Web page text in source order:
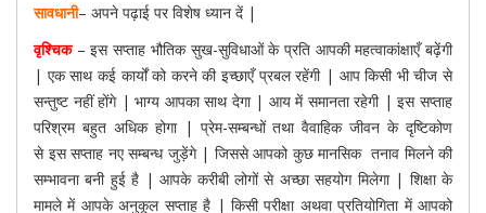
सावधानी– अपने पढ़ाई पर विशेष ध्यान दें |
वृश्चिक – इस सप्ताह भौतिक सुख-सुविधाओं के प्रति आपकी महत्वाकांक्षाएँ बढ़ेंगी
| एक साथ कई कार्यों को करने की इच्छाएँ प्रबल रहेंगी | आप किसी भी चीज से
सन्तुष्ट नहीं होंगे | भाग्य आपका साथ देगा | आय में समानता रहेगी | इस सप्ताह
परिश्रम बहुत अधिक होगा | प्रेम-सम्बन्धों तथा वैवाहिक जीवन के दृष्टिकोण
से इस सप्ताह नए सम्बन्ध जुड़ेंगे | जिससे आपको कुछ मानसिक तनाव मिलने की
सम्भावना बनी हुई है | आपके करीबी लोगों से अच्छा सहयोग मिलेगा | शिक्षा के
मामले में आपके अनुकूल सप्ताह है | किसी परीक्षा अथवा प्रतियोगिता में आपको